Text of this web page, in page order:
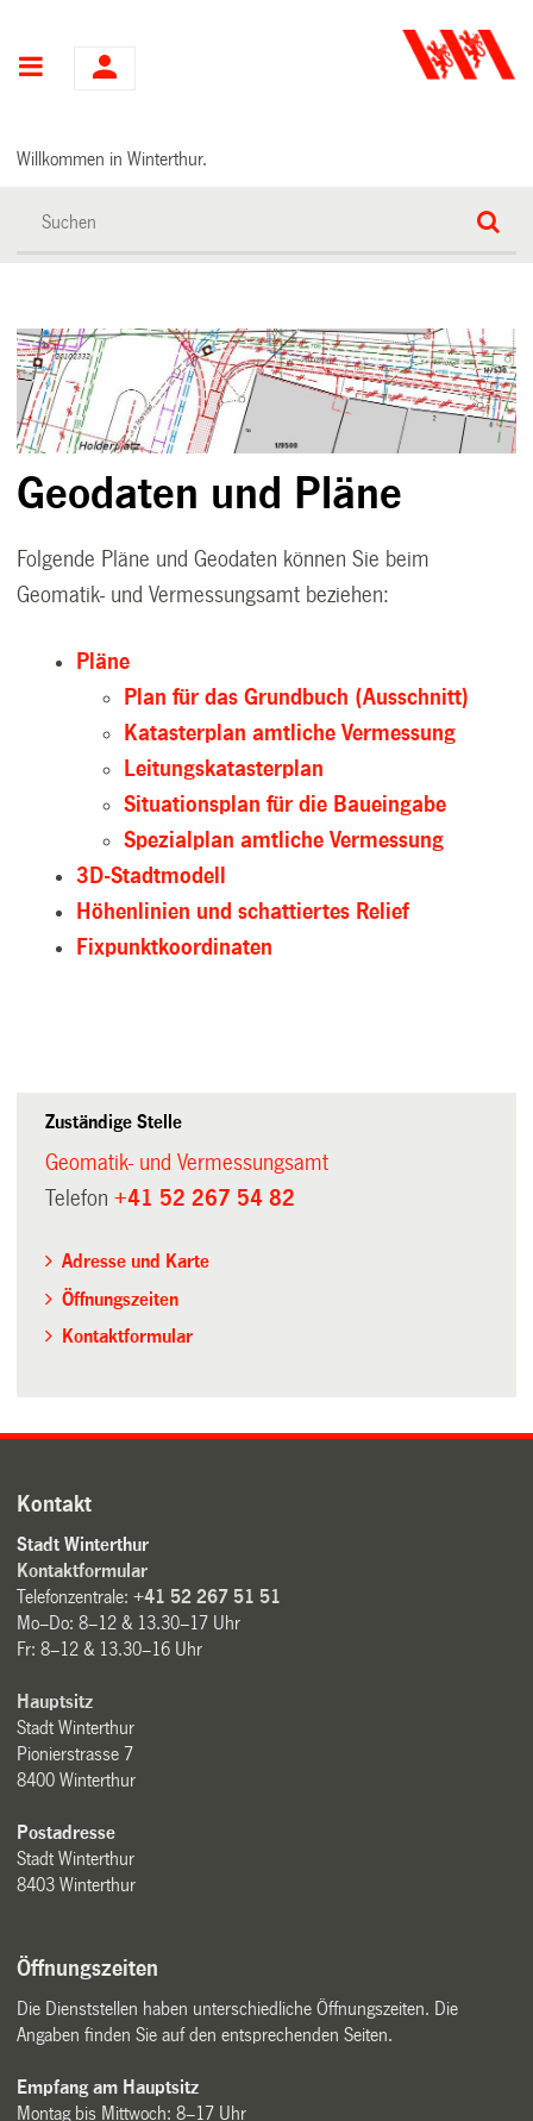
Hauptnavigation
Willkommen in Winterthur.
Geodaten und Pläne
Folgende Pläne und Geodaten können Sie beim
Geomatik- und Vermessungsamt beziehen:
Pläne
Plan für das Grundbuch (Ausschnitt)
Katasterplan amtliche Vermessung
Leitungskatasterplan
Situationsplan für die Baueingabe
Spezialplan amtliche Vermessung
3D-Stadtmodell
Höhenlinien und schattiertes Relief
Fixpunktkoordinaten
Zuständige Stelle
Geomatik- und Vermessungsamt
Telefon+41 52 267 54 82
Adresse und Karte
Öffnungszeiten
Kontaktformular
Kontakt
Stadt Winterthur
Kontaktformular
Telefonzentrale:+41 52 267 51 51
Mo–Do: 8–12 & 13.30–17 Uhr
Fr: 8–12 & 13.30–16 Uhr
Hauptsitz
Stadt Winterthur
Pionierstrasse 7
8400 Winterthur
Postadresse
Stadt Winterthur
8403 Winterthur
Öffnungszeiten
Die Dienststellen haben unterschiedliche Öffnungszeiten. Die
Angaben finden Sie auf den entsprechenden Seiten.
Empfang am Hauptsitz
Montag bis Mittwoch: 8–17 Uhr